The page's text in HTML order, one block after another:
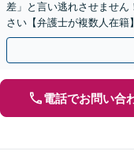
差」と言い逃れさせません
さい【弁護士が複数人在
返金・賠償請求をサポート
電話でお問い合